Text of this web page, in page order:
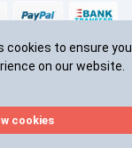
cookies to ensure you
on our website.
cookies
защищены